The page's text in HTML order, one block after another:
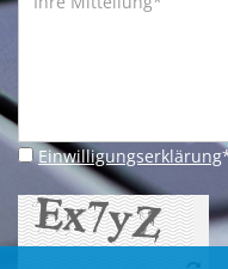
Einwilligungserklärung